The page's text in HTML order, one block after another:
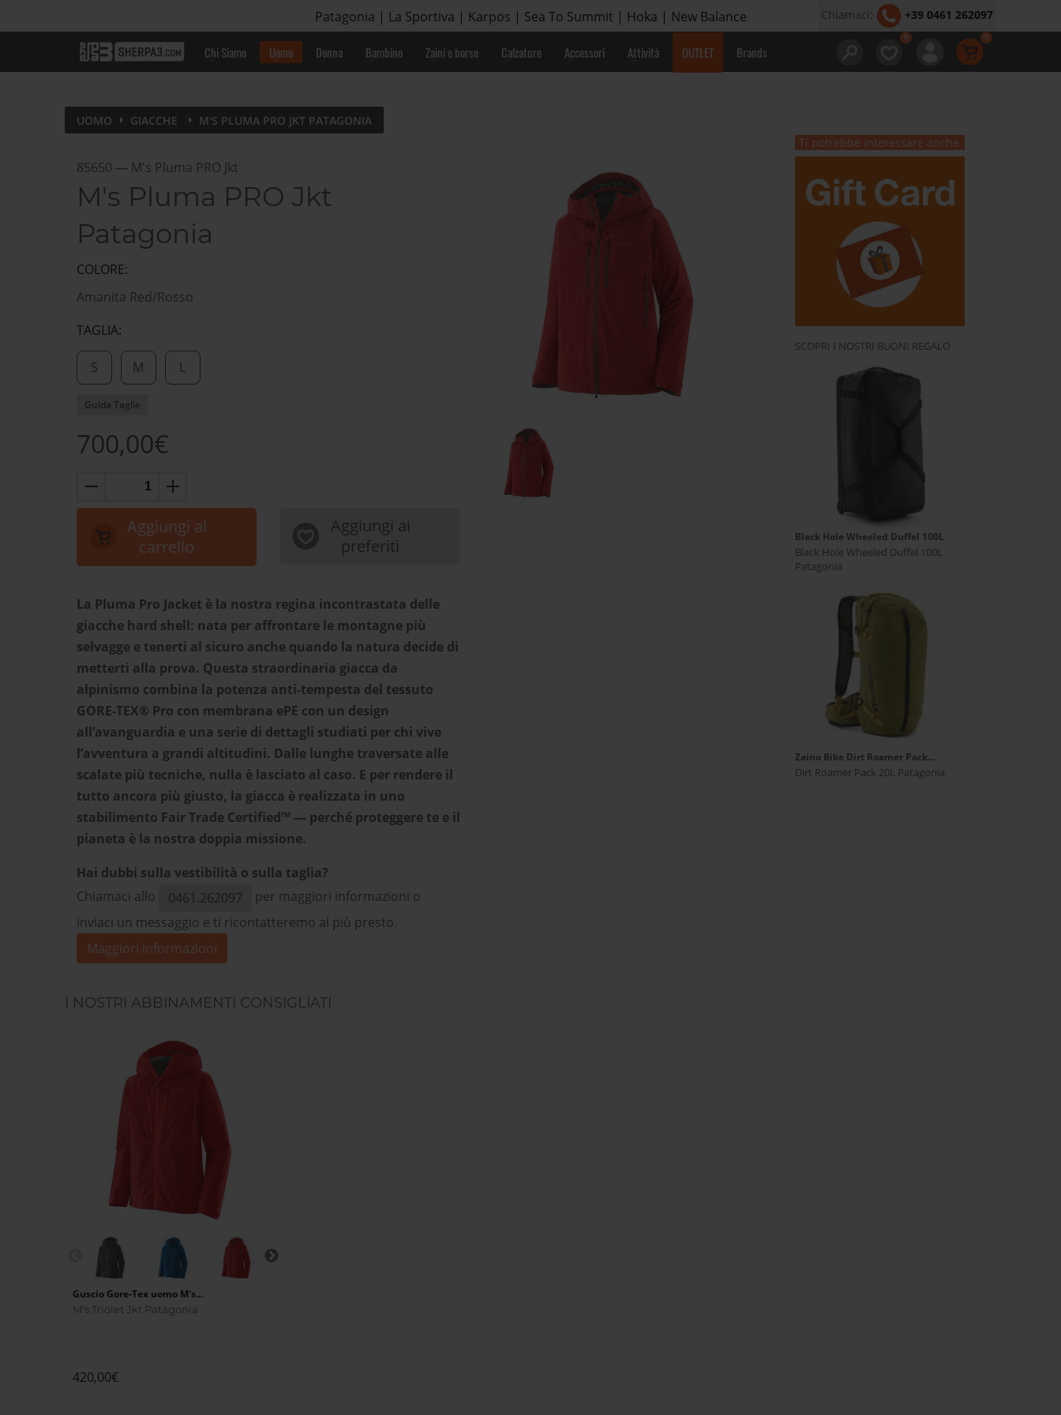
Patagonia | La Sportiva | Karpos | Sea To Summit | Hoka | New Balance Chiamaci: +39 0461 262097
Chi Siamo Uomo Donna Bambino Zaini e borse Calzature Accessori Attività OUTLET Brands
UOMO GIACCHE M'S PLUMA PRO JKT PATAGONIA
85650 — M's Pluma PRO Jkt
M's Pluma PRO Jkt
Patagonia
COLORE:
Amanita Red/Rosso
TAGLIA:
S M L
Guida Taglie
700,00€
Aggiungi al
carrello
Aggiungi ai
preferiti
La Pluma Pro Jacket è la nostra regina incontrastata delle
giacche hard shell: nata per affrontare le montagne più
selvagge e tenerti al sicuro anche quando la natura decide di
metterti alla prova. Questa straordinaria giacca da
alpinismo combina la potenza anti-tempesta del tessuto
GORE-TEX® Pro con membrana ePE con un design
all’avanguardia e una serie di dettagli studiati per chi vive
l’avventura a grandi altitudini. Dalle lunghe traversate alle
scalate più tecniche, nulla è lasciato al caso. E per rendere il
tutto ancora più giusto, la giacca è realizzata in uno
stabilimento Fair Trade Certified™ — perché proteggere te e il
pianeta è la nostra doppia missione.
Hai dubbi sulla vestibilità o sulla taglia?
Chiamaci allo
0461.262097
per maggiori informazioni o
inviaci un messaggio e ti ricontatteremo al più presto.
Maggiori informazioni
I NOSTRI ABBINAMENTI CONSIGLIATI
Guscio Gore-Tex uomo M's...
M's Triolet Jkt Patagonia
420,00€
Ti potrebbe interessare anche
SCOPRI I NOSTRI BUONI REGALO
Black Hole Wheeled Duffel 100L
Black Hole Wheeled Duffel 100L
Patagonia
Zaino Bike Dirt Roamer Pack...
Dirt Roamer Pack 20L Patagonia